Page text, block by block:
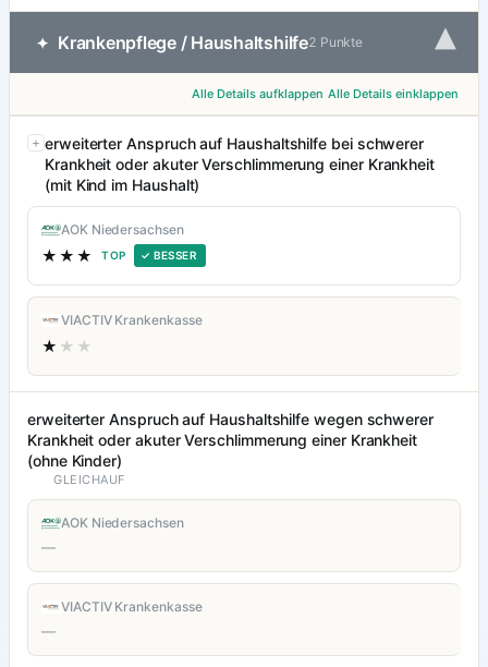
✦ Krankenpflege / Haushaltshilfe2 Punkte ▾
Alle Details aufklappen Alle Details einklappen
erweiterter Anspruch auf Haushaltshilfe bei schwerer
Krankheit oder akuter Verschlimmerung einer Krankheit
(mit Kind im Haushalt)
AOK Niedersachsen
★★★ TOP ✓ BESSER
VIACTIV Krankenkasse
★ ★★
erweiterter Anspruch auf Haushaltshilfe wegen schwerer
Krankheit oder akuter Verschlimmerung einer Krankheit
(ohne Kinder)
GLEICHAUF
AOK Niedersachsen
—
VIACTIV Krankenkasse
—